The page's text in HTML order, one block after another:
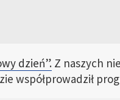
dzień”.Z naszych
współprowadził